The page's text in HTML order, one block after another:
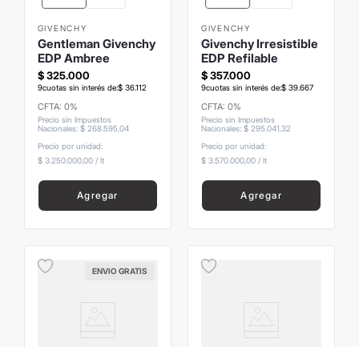
GIVENCHY
Gentleman Givenchy
EDP Ambree
$ 325.000
9cuotas sin interés de:$ 36.112
CFTA: 0%
Precio sin Impuestos
Nacionales: $ 268.595,04
Precio por unidad:
$ 3.250.000,00/ lt
Agregar
GIVENCHY
Givenchy Irresistible
EDP Refilable
$357.000
9cuotas sin interés de:$ 39667
CFTA: 0%
Precio sin Impuestos
Nacionales: $ 295041 32
Precio por unidad:
$ 3.570.000,00 / lt
Agregar
ENVIO GRATIS